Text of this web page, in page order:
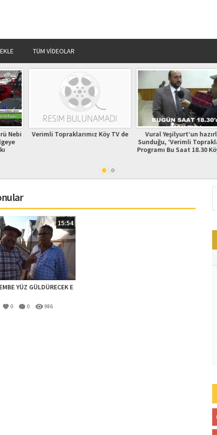
TÜM VIDEOLAR
Köy TV de
Vural Yeşilyurt’un hazırlayıp
Sunduğu, ‘Verimli Topraklarımız’
Programı Bu Saat 18.30 Köy Tv de
170 Bin Çilek
15:54
YÜZ GÜLDÜRECEK E
0 0 986